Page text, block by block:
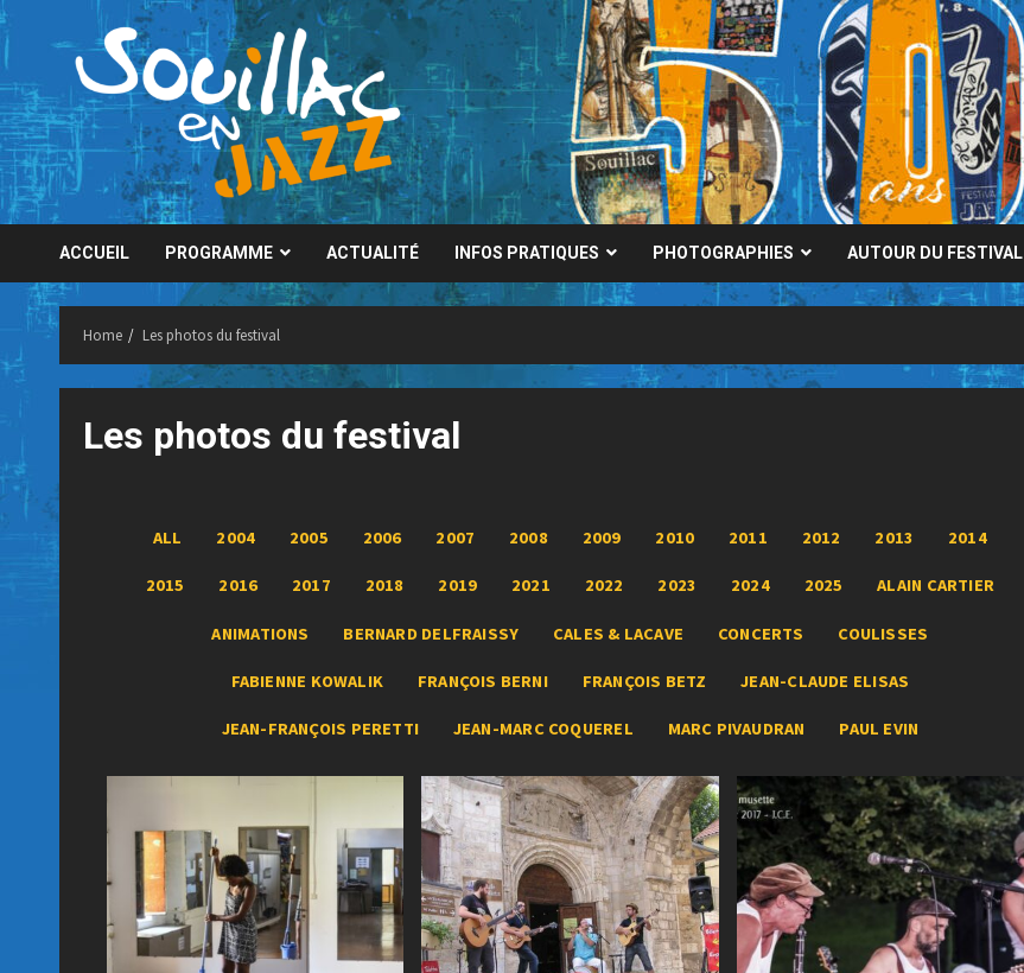
Skip
to
content
ACCUEIL PROGRAMME ACTUALITÉ INFOS PRATIQUES PHOTOGRAPHIES AUTOUR DU FESTIVAL
Home Les photos du festival
Les photos du festival
ALL 2004 2005 2006 2007 2008 2009 2010 2011 2012 2013 2014
2015 2016 2017 2018 2019 2021 2022 2023 2024 2025 ALAIN CARTIER
ANIMATIONS BERNARD DELFRAISSY CALES & LACAVE CONCERTS COULISSES
FABIENNE KOWALIK FRANÇOIS BERNI FRANÇOIS BETZ JEAN-CLAUDE ELISAS
JEAN-FRANÇOIS PERETTI JEAN-MARC COQUEREL MARC PIVAUDRAN PAUL EVIN